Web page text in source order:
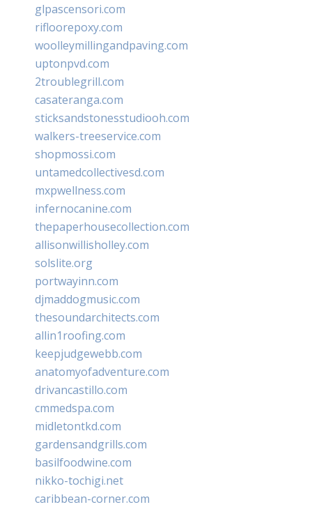
glpascensori.com
rifloorepoxy.com
woolleymillingandpaving.com
uptonpvd.com
2troublegrill.com
casateranga.com
sticksandstonesstudiooh.com
walkers-treeservice.com
shopmossi.com
untamedcollectivesd.com
mxpwellness.com
infernocanine.com
thepaperhousecollection.com
allisonwillisholley.com
solslite.org
portwayinn.com
djmaddogmusic.com
thesoundarchitects.com
allin1roofing.com
keepjudgewebb.com
anatomyofadventure.com
drivancastillo.com
cmmedspa.com
midletontkd.com
gardensandgrills.com
basilfoodwine.com
nikko-tochigi.net
caribbean-corner.com